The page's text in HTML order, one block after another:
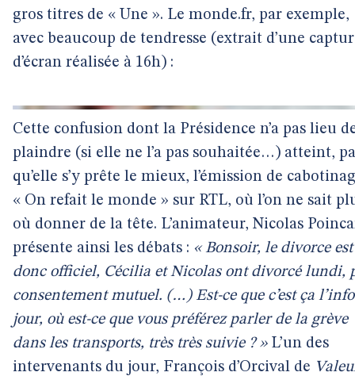
gros titres de « Une ». Le monde.fr, par exemple,
avec beaucoup de tendresse (extrait d’une
d’écran réalisée à 16h) :
Cette confusion dont la Présidence n’a pas lieu
plaindre (si elle ne l’a pas souhaitée…) atteint,
qu’elle s’y prête le mieux, l’émission de
« On refait le monde » sur RTL, où l’on ne sait
où donner de la tête. L’animateur, Nicolas
présente ainsi les débats : « Bonsoir, le divorce est
donc officiel, Cécilia et Nicolas ont divorcé lundi,
consentement mutuel. (…) Est-ce que c’est ça
jour, où est-ce que vous préférez parler de la grève
dans les transports, très très suivie ? »L’un des
intervenants du jour, François d’Orcival de